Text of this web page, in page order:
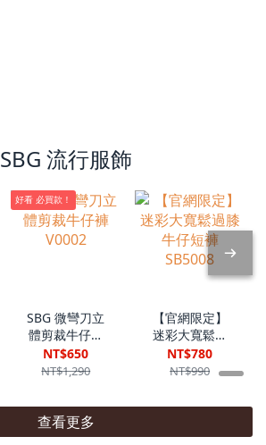
SBG 流行服飾
好看 必買款！
SBG 微彎刀立
體剪裁牛仔褲
V0002
NT$650
NT$1,290
【官網限定】
迷彩大寬鬆過
膝牛仔短褲
SB5008
NT$780
NT$990
查看更多